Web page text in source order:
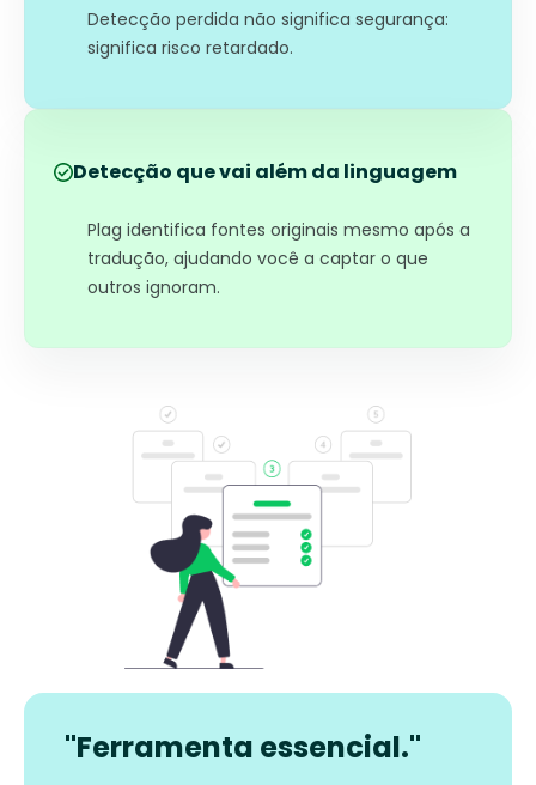
Detecção perdida não significa segurança:
significa risco retardado.
Detecção que vai além da linguagem
Plag identifica fontes originais mesmo após a
tradução, ajudando você a captar o que
outros ignoram.
"Ferramenta essencial."